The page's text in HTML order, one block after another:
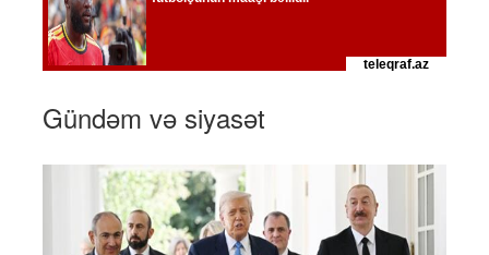
Gündəm və siyasət